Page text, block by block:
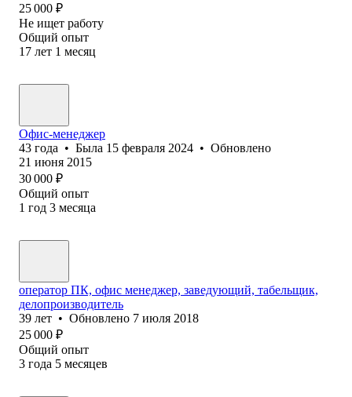
25 000 ₽
Не ищет работу
Общий опыт
17 лет 1 месяц
Офис-менеджер
43 года • Была 15 февраля 2024 • Обновлено
21 июня 2015
30 000 ₽
Общий опыт
1 год 3 месяца
оператор ПК, офис менеджер, заведующий, табельщик,
делопроизводитель
39 лет • Обновлено 7 июля 2018
25 000 ₽
Общий опыт
3 года 5 месяцев